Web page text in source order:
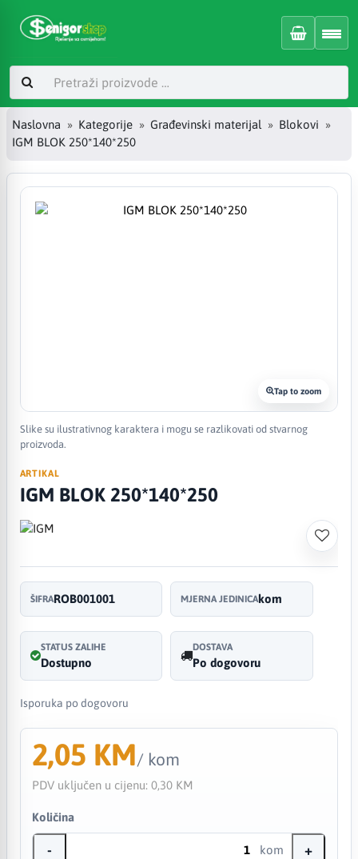
Naslovna Kategorije Građevinski materijal
Blokovi
IGM BLOK 250*140*250
Tap to zoom
Slike su ilustrativnog karaktera i mogu se razlikovati od stvarnog
proizvoda.
ARTIKAL
IGM BLOK 250*140*250
ŠIFRAROB001001 MJERNA JEDINICAkom
STATUS ZALIHE
Dostupno
DOSTAVA
Po dogovoru
Isporuka po dogovoru
2,05 KM/ kom
PDV uključen u cijenu: 0,30 KM
Količina
- kom +